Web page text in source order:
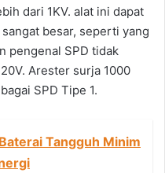
dari 1KV. alat ini dapat
besar, seperti yang
pengenal SPD tidak
Arester surja 1000
SPD Tipe 1.
Tangguh Minim